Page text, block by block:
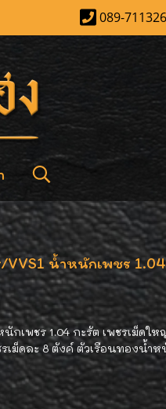
089-
VVS1 น้ำหนักเพชร
กเพชร 1.04 กะรัต เพชรเม็ดใ
เม็ดละ 8 ตังค์ ตัวเรือนทองน้ำ